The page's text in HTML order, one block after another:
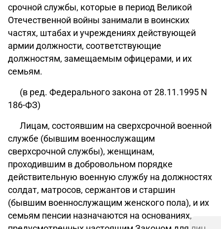
срочной службы, которые в период Великой
Отечественной войны занимали в воинских
частях, штабах и учреждениях действующей
армии должности, соответствующие
должностям, замещаемым офицерами, и их
семьям.
(в ред. Федерального закона от 28.11.1995 N
186-ФЗ)
Лицам, состоявшим на сверхсрочной военной
службе (бывшим военнослужащим
сверхсрочной службы), женщинам,
проходившим в добровольном порядке
действительную военную службу на должностях
солдат, матросов, сержантов и старшин
(бывшим военнослужащим женского пола), и их
семьям пенсии назначаются на основаниях,